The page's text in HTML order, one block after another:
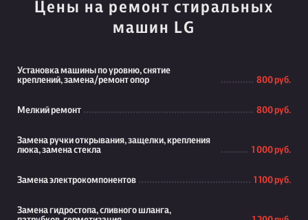
Цены на ремонт стиральных
машин LG
Установка машины по уровню, снятие
креплений, замена/ремонт опор
800 руб.
Мелкий ремонт 800 руб.
Замена ручки открывания, защелки, крепления
люка, замена стекла
1 000 руб.
Замена электрокомпонентов 1 100 руб.
Замена гидростопа, сливного шланга,